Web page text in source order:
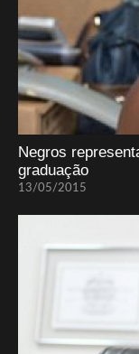
Negros
graduação
13/05/2015